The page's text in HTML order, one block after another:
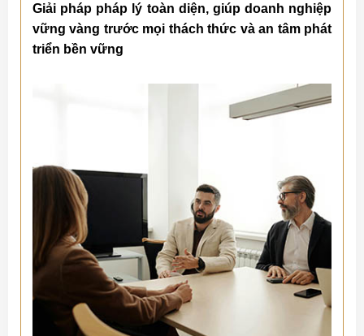
Giải pháp pháp lý toàn diện, giúp doanh nghiệp
vững vàng trước mọi thách thức và an tâm phát
triển bền vững